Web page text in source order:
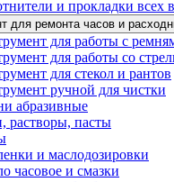
и прокладки всех
для ремонта часов и
для работы с
для работы со
для стекол и рантов
ручной для чистки
абразивные
растворы, пасты
и маслодозировки
часовое и смазки